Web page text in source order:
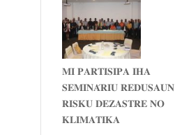
𝐌𝐈 𝐏𝐀𝐑𝐓𝐈𝐒𝐈𝐏𝐀 𝐈𝐇𝐀
𝐒𝐄𝐌𝐈𝐍𝐀́𝐑𝐈𝐔 𝐑𝐄𝐃𝐔𝐒𝐀𝐔𝐍
𝐑𝐈𝐒𝐊𝐔 𝐃𝐄𝐙𝐀𝐒𝐓𝐑𝐄 𝐍𝐎
𝐊𝐋𝐈𝐌𝐀𝐓𝐈𝐊𝐀